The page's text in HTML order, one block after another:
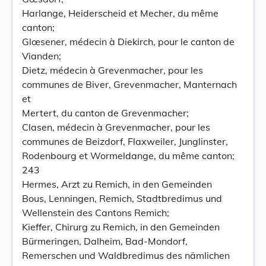
Harlange, Heiderscheid et Mecher, du même
canton;
Glœsener, médecin à Diekirch, pour le canton de
Vianden;
Dietz, médecin à Grevenmacher, pour les
communes de Biver, Grevenmacher, Manternach
et
Mertert, du canton de Grevenmacher;
Clasen, médecin à Grevenmacher, pour les
communes de Beizdorf, Flaxweiler, Junglinster,
Rodenbourg et Wormeldange, du même canton;
243
Hermes, Arzt zu Remich, in den Gemeinden
Bous, Lenningen, Remich, Stadtbredimus und
Wellenstein des Cantons Remich;
Kieffer, Chirurg zu Remich, in den Gemeinden
Bürmeringen, Dalheim, Bad-Mondorf,
Remerschen und Waldbredimus des nämlichen